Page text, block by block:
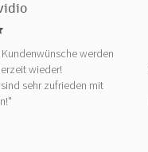
werden
wieder!
sehr zufrieden mit